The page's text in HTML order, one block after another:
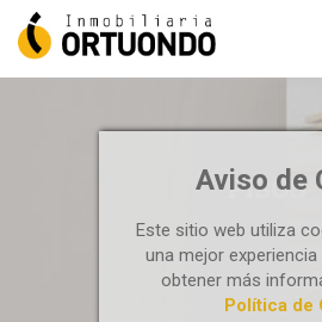
Aviso de
Este sitio web utiliza
una mejor
obtener más
Política de
PISOS